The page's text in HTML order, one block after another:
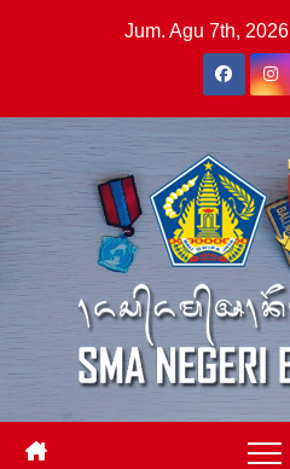
Jum. Agu 7th, 2026